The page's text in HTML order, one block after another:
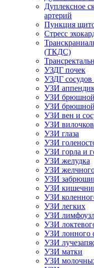
Дуплексное
артерий
Пункция
Стресс
(ТКДС)
УЗДГ почек
УЗДГ
УЗИ
УЗИ
УЗИ брюшной
УЗИ вен и
УЗИ
УЗИ глаза
УЗИ
УЗИ горла и
УЗИ желудка
УЗИ
УЗИ
УЗИ
УЗИ
УЗИ легких
УЗИ
УЗИ
УЗИ лонного
УЗИ
УЗИ матки
УЗИ